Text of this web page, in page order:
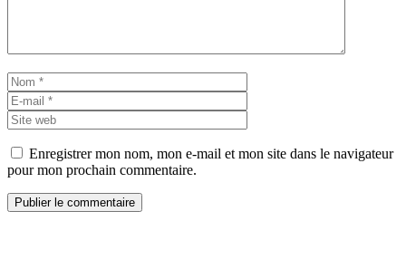
Nom
mail
web
Enregistrer mon nom, mon e-mail et mon site dans le navigateur
pour mon prochain commentaire.